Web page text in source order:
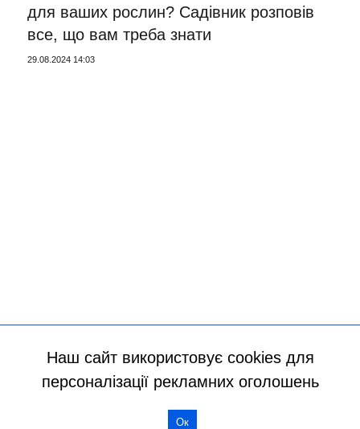
для ваших рослин? Садівник розповів
все, що вам треба знати
29.08.2024 14:03
Наш сайт використовує cookies для
персоналізації рекламних оголошень
Ок